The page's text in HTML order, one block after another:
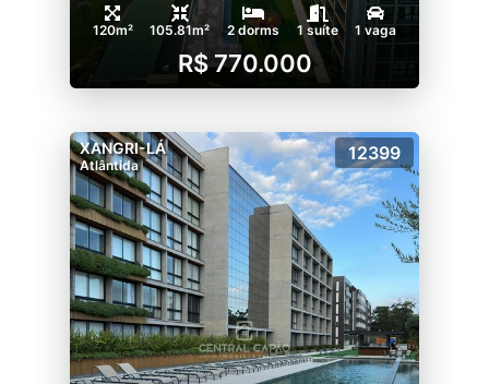
120m² 105.81m² 2 dorms 1 suíte 1 vaga
R$ 770.000
XANGRI-LÁ
Atlântida
12399